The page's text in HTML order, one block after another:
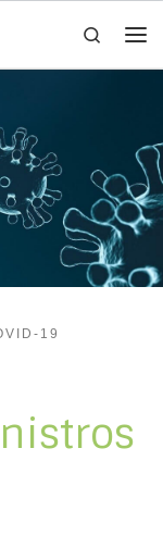
Search
19